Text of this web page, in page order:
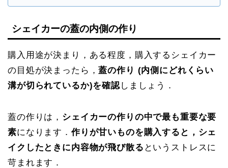
シェイカーの蓋の内側の作り
購入用途が決まり，ある程度，購入するシェイカー
の目処が決まったら，蓋の作り (内側にどれくらい
溝が切られているか)を確認しましょう．
蓋の作りは， シェイカーの作りの中で最も重要な要
素になります． 作りが甘いものを購入すると，シェ
イクしたときに内容物が飛び散る というストレスに
苛まれます．